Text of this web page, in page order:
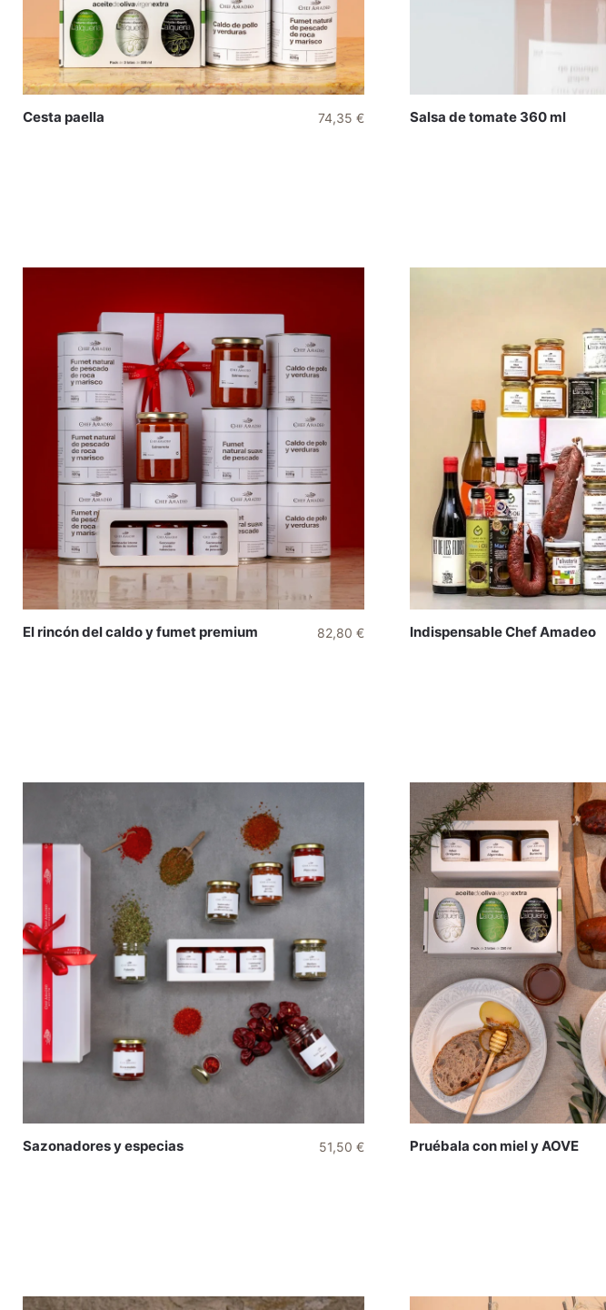
Cesta paella 74,35 € Salsa de tomate 360 ml
El rincón del caldo y fumet premium 82,80 € Indispensable Chef Amadeo
Sazonadores y especias 51,50 € Pruébala con miel y AOVE